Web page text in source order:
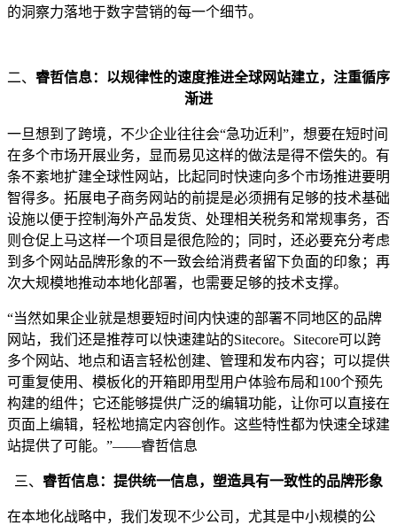
的洞察力落地于数字营销的每一个细节。
二、 睿哲信息：以规律性的速度推进全球网站建立，注重循序
渐进
一旦想到了跨境，不少企业往往会“急功近利”，想要在短时间
在多个市场开展业务，显而易见这样的做法是得不偿失的。有
条不紊地扩建全球性网站，比起同时快速向多个市场推进要明
智得多。拓展电子商务网站的前提是必须拥有足够的技术基础
设施以便于控制海外产品发货、处理相关税务和常规事务，否
则仓促上马这样一个项目是很危险的；同时，还必要充分考虑
到多个网站品牌形象的不一致会给消费者留下负面的印象；再
次大规模地推动本地化部署，也需要足够的技术支撑。
“当然如果企业就是想要短时间内快速的部署不同地区的品牌
网站，我们还是推荐可以快速建站的Sitecore。Sitecore可以跨
多个网站、地点和语言轻松创建、管理和发布内容；可以提供
可重复使用、模板化的开箱即用型用户体验布局和100个预先
构建的组件；它还能够提供广泛的编辑功能，让你可以直接在
页面上编辑，轻松地搞定内容创作。这些特性都为快速全球建
站提供了可能。”——睿哲信息
三、 睿哲信息：提供统一信息，塑造具有一致性的品牌形象
在本地化战略中，我们发现不少公司，尤其是中小规模的公